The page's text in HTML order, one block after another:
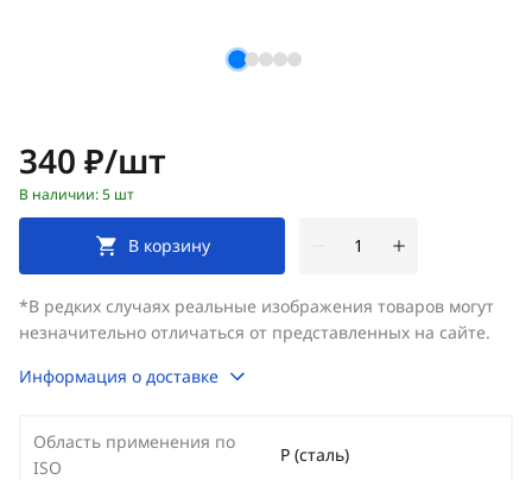
Цена:
340 ₽/шт
В наличии: 5 шт
В корзину
*В редких случаях реальные изображения товаров могут
незначительно отличаться от представленных на сайте.
Информация о доставке
Область применения по
ISO
P (сталь)